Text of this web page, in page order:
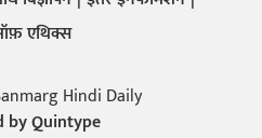
एथिक्स
Hindi Daily
byQuintype